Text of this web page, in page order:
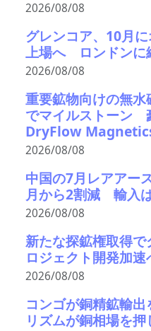
2026/08/08
グレンコア、10月
上場へ ロンドンに
2026/08/08
重要鉱物向けの無
でマイルストーン
DryFlow
2026/08/08
中国の7月レアアー
月から2割減 輸入
2026/08/08
新たな探鉱権取得
ロジェクト開発加
2026/08/08
コンゴが銅精鉱輸
リズムが銅相場を押